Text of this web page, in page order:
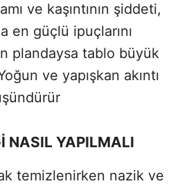
ve kaşıntının şiddeti,
en güçlü ipuçlarını
plandaysa tablo büyük
ve yapışkan akıntı
NASIL YAPILMALI
temizlenirken nazik ve